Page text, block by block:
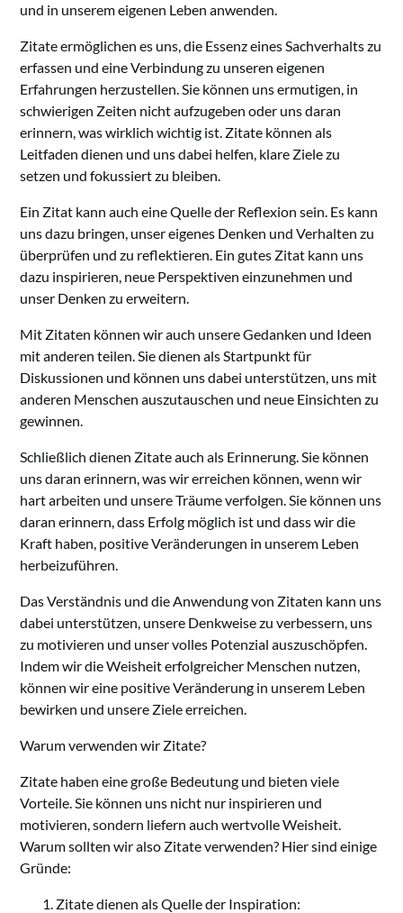
und in unserem eigenen Leben anwenden.
Zitate ermöglichen es uns, die Essenz eines Sachverhalts zu
erfassen und eine Verbindung zu unseren eigenen
Erfahrungen herzustellen. Sie können uns ermutigen, in
schwierigen Zeiten nicht aufzugeben oder uns daran
erinnern, was wirklich wichtig ist. Zitate können als
Leitfaden dienen und uns dabei helfen, klare Ziele zu
setzen und fokussiert zu bleiben.
Ein Zitat kann auch eine Quelle der Reflexion sein. Es kann
uns dazu bringen, unser eigenes Denken und Verhalten zu
überprüfen und zu reflektieren. Ein gutes Zitat kann uns
dazu inspirieren, neue Perspektiven einzunehmen und
unser Denken zu erweitern.
Mit Zitaten können wir auch unsere Gedanken und Ideen
mit anderen teilen. Sie dienen als Startpunkt für
Diskussionen und können uns dabei unterstützen, uns mit
anderen Menschen auszutauschen und neue Einsichten zu
gewinnen.
Schließlich dienen Zitate auch als Erinnerung. Sie können
uns daran erinnern, was wir erreichen können, wenn wir
hart arbeiten und unsere Träume verfolgen. Sie können uns
daran erinnern, dass Erfolg möglich ist und dass wir die
Kraft haben, positive Veränderungen in unserem Leben
herbeizuführen.
Das Verständnis und die Anwendung von Zitaten kann uns
dabei unterstützen, unsere Denkweise zu verbessern, uns
zu motivieren und unser volles Potenzial auszuschöpfen.
Indem wir die Weisheit erfolgreicher Menschen nutzen,
können wir eine positive Veränderung in unserem Leben
bewirken und unsere Ziele erreichen.
Warum verwenden wir Zitate?
Zitate haben eine große Bedeutung und bieten viele
Vorteile. Sie können uns nicht nur inspirieren und
motivieren, sondern liefern auch wertvolle Weisheit.
Warum sollten wir also Zitate verwenden? Hier sind einige
Gründe:
Zitate dienen als Quelle der Inspiration: